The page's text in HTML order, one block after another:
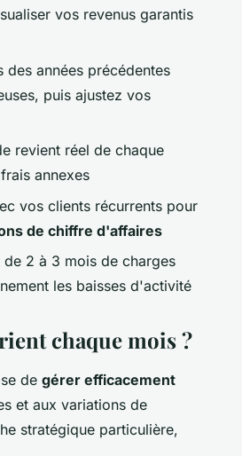
vos revenus garantis
des années précédentes
puis ajustez vos
revient réel de chaque
annexes
vos clients récurrents pour
de chiffre d'affaires
2 à 3 mois de charges
les baisses d'activité
chaque mois ?
de gérer efficacement
et aux variations de
stratégique particulière,